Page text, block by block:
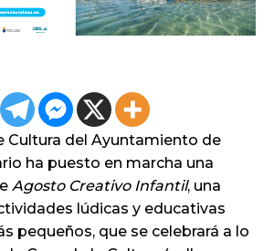
Cultura del Ayuntamiento de
ha puesto en marcha una
Agosto Creativo Infantil, una
lúdicas y educativas
pequeños, que se celebrará a lo